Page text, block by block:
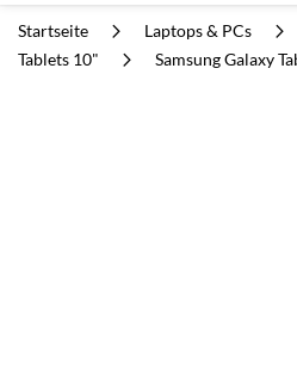
Startseite Laptops & PCs
Tablets 10"
Samsung Galaxy